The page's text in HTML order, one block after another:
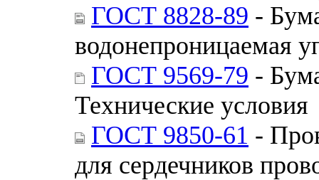
ГОСТ 8828-89 -
водонепроницаемая
ГОСТ 9569-79 -
Технические условия
ГОСТ 9850-61 -
для сердечников